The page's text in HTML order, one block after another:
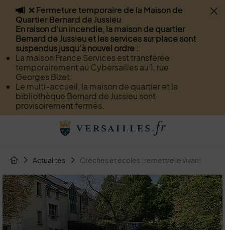
Flash info
❌ Fermeture temporaire de la Maison de
Quartier Bernard de Jussieu
En raison d'un incendie, la maison de quartier
Bernard de Jussieu et les services sur place sont
suspendus jusqu'à nouvel ordre :
La maison France Services est transférée
temporairement au Cybersailles au 1, rue
Georges Bizet.
Le multi-accueil, la maison de quartier et la
bibliothèque Bernard de Jussieu sont
provisoirement fermés.
Menu de raccourcis
Menu
Recherche
Page de contact
Contenu
Retour à l'accueil
Fil d'Arianne de la page
Page d'accueil du site
Actualités Crèches et écoles : remettre le vivant dans
Image d'illustration de Crèches et écoles : remettre le